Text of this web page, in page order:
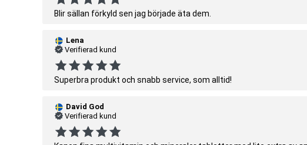
Blir sällan förkyld sen jag började äta dem.
Lena
Verifierad kund
Superbra produkt och snabb service, som alltid!
David God
Verifierad kund